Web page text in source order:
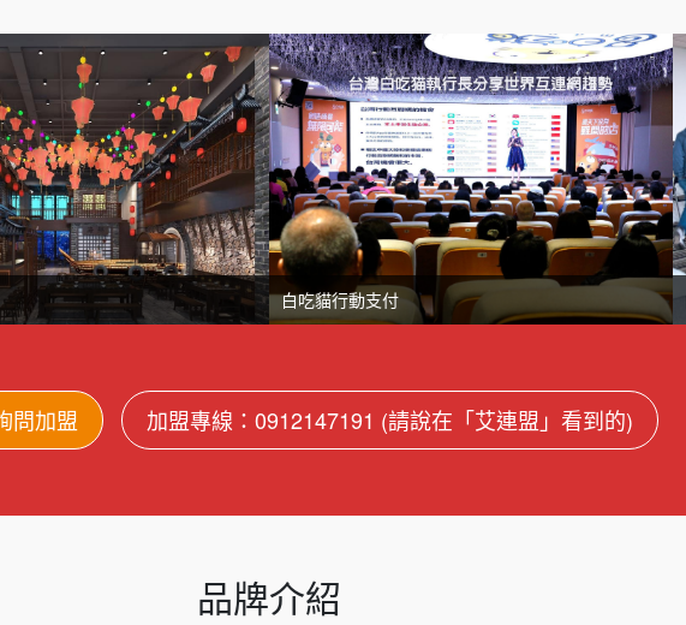
白吃貓行動支付
問加盟 加盟專線：0912147191 (請說在「艾連盟」看到的)
品牌介紹